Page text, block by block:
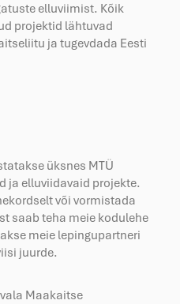
elluviimist. Kõik
projektid lähtuvad
ja tugevdada Eesti
üksnes MTÜ
ja elluviidavaid projekte.
või vormistada
saab teha meie kodulehe
meie lepingupartneri
juurde.
Maakaitse